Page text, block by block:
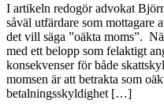
I artikeln redogör advokat
såväl utfärdare som mottagare
det vill säga ”oäkta moms”.
med ett belopp som felaktigt
konsekvenser för både
momsen är att betrakta som
betalningsskyldighet […]